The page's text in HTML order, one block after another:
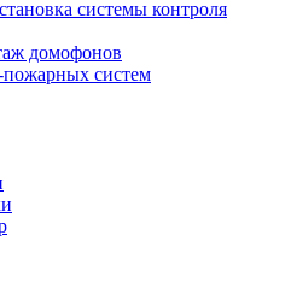
системы контроля
домофонов
систем